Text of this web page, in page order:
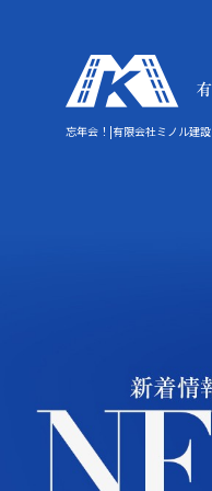
忘年会！|有限会社ミノル建設